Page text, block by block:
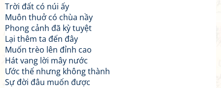
Trời đất có núi ấy
Muôn thuở có chùa nầy
Phong cảnh đã kỳ tuyệt
Lại thêm ta đến đây
Muốn trèo lên đỉnh cao
Hát vang lời mây nước
Ước thế nhưng không thành
Sự đời đâu muốn được